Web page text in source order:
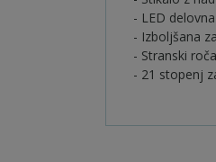
- LED
- Izboljšana
- Stranski
- 21 stopenj